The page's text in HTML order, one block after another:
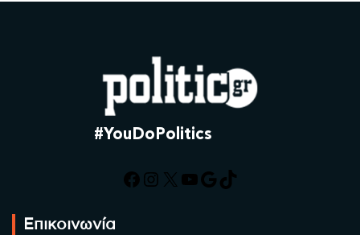
#YouDoPolitics
Facebook
Instagram
X YouTube
Google
TikTok
Επικοινωνία